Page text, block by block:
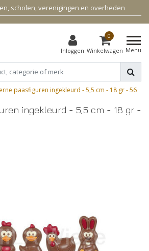
scholen, verenigingen en overheden
Inloggen
0
Winkelwagen Menu
paasfiguren ingekleurd - 5,5 cm - 18 gr - 56
ingekleurd - 5,5 cm - 18 gr -